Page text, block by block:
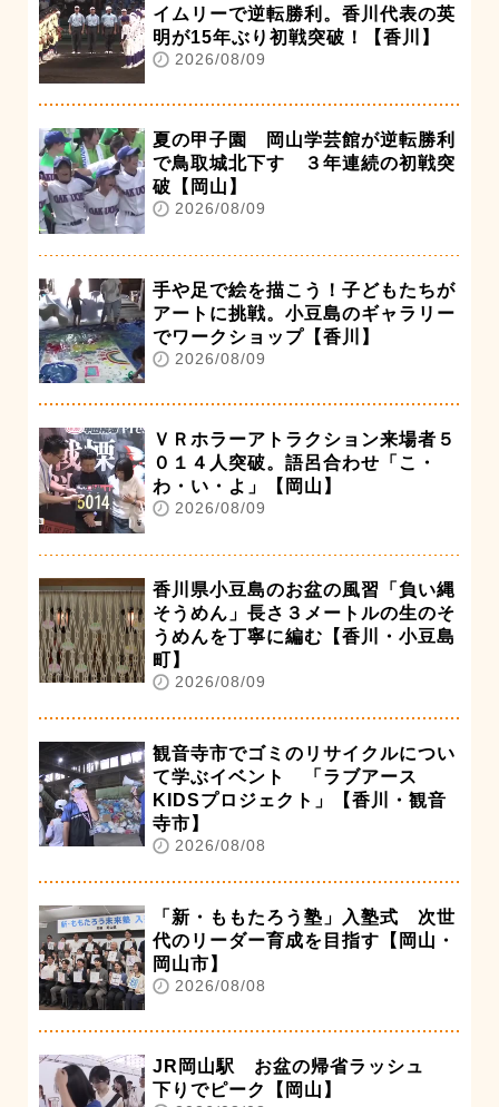
イムリーで逆転勝利。香川代表の英
明が15年ぶり初戦突破！【香川】
2026/08/09
夏の甲子園 岡山学芸館が逆転勝利
で鳥取城北下す ３年連続の初戦突
破【岡山】
2026/08/09
手や足で絵を描こう！子どもたちが
アートに挑戦。小豆島のギャラリー
でワークショップ【香川】
2026/08/09
ＶＲホラーアトラクション来場者５
０１４人突破。語呂合わせ「こ・
わ・い・よ」【岡山】
2026/08/09
香川県小豆島のお盆の風習「負い縄
そうめん」長さ３メートルの生のそ
うめんを丁寧に編む【香川・小豆島
町】
2026/08/09
観音寺市でゴミのリサイクルについ
て学ぶイベント 「ラブアース
KIDSプロジェクト」【香川・観音
寺市】
2026/08/08
「新・ももたろう塾」入塾式 次世
代のリーダー育成を目指す【岡山・
岡山市】
2026/08/08
JR岡山駅 お盆の帰省ラッシュ
下りでピーク【岡山】